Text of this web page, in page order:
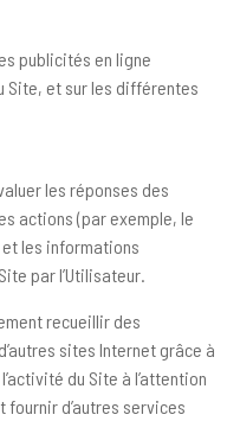
publicités en ligne
Site, et sur les différentes
les réponses des
actions (par exemple, le
les informations
par l’Utilisateur.
recueillir des
sites Internet grâce à
du Site à l’attention
fournir d’autres services